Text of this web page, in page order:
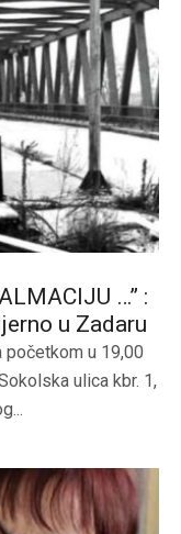
…” :
u Zadaru
početkom u 19,00
ulica kbr. 1,